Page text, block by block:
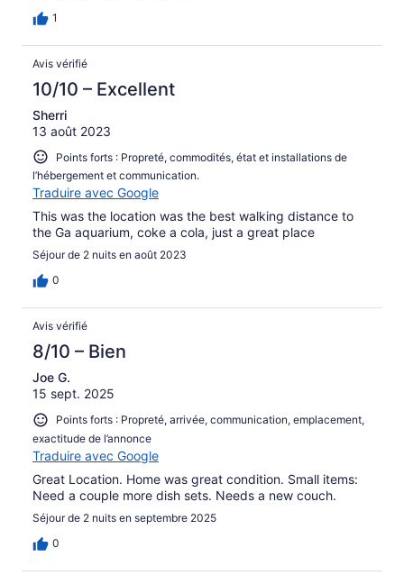
1
Avis vérifié
10/10 – Excellent
Sherri
13 août 2023
Points forts : Propreté, commodités, état et installations de
l’hébergement et communication.
Traduire avec Google
This was the location was the best walking distance to
the Ga aquarium, coke a cola, just a great place
Séjour de 2 nuits en août 2023
0
Avis vérifié
8/10 – Bien
Joe G.
15 sept. 2025
Points forts : Propreté, arrivée, communication, emplacement,
exactitude de l’annonce
Traduire avec Google
Great Location. Home was great condition. Small items:
Need a couple more dish sets. Needs a new couch.
Séjour de 2 nuits en septembre 2025
0